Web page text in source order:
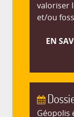
valoriser
et/ou
EN
Géopolis